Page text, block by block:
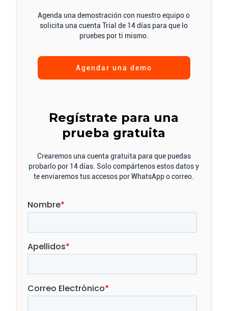
Agenda una demostración con nuestro equipo o
solicita una cuenta Trial de 14 días para que lo
pruebes por ti mismo.
Agendar una demo
Regístrate para una
prueba gratuita
Crearemos una cuenta gratuita para que puedas
probarlo por 14 días. Solo compártenos estos datos y
te enviaremos tus accesos por WhatsApp o correo.